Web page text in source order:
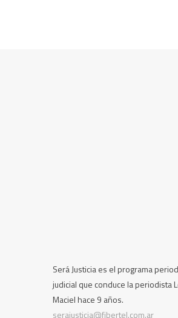
Será Justicia es el programa
judicial que conduce la periodista
Maciel hace 9 años.
serajusticia@fibertel.com.ar